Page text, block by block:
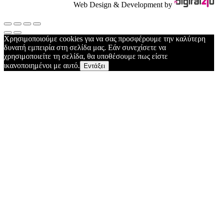
Web Design & Development by
Χρησιμοποιούμε cookies για να σας προσφέρουμε την καλύτερη
δυνατή εμπειρία στη σελίδα μας. Εάν συνεχίσετε να
χρησιμοποιείτε τη σελίδα, θα υποθέσουμε πως είστε
ικανοποιημένοι με αυτό.
Εντάξει